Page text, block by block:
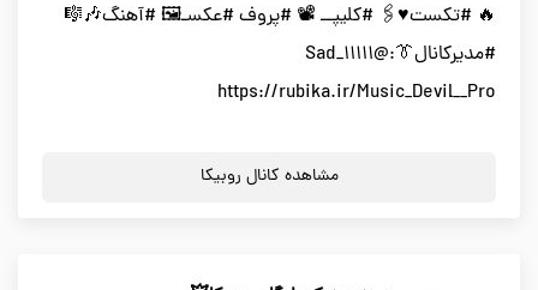
🔥 #تکست♥️🖇 #کلیپــ 📽 #پروف #عکسـ🖼 #آهنگ🎶🎼
#مدیرکانال👔:@Sad_11111
https://rubika.ir/Music_Devil__Pro
مشاهده کانال روبیکا